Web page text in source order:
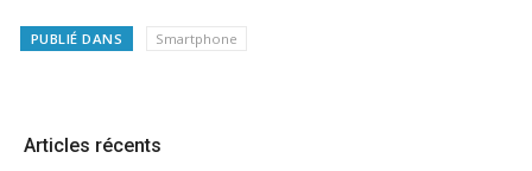
PUBLIÉ DANS Smartphone
Articles récents